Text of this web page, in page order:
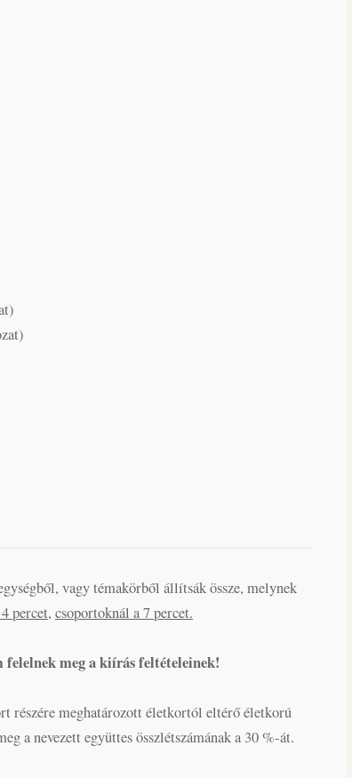
vagy témakörből állítsák össze, melynek
percet, csoportoknál a 7 percet.
felelnek meg a kiírás feltételeinek!
részére meghatározott életkortól eltérő életkorú
a nevezett együttes összlétszámának a 30 %-át.